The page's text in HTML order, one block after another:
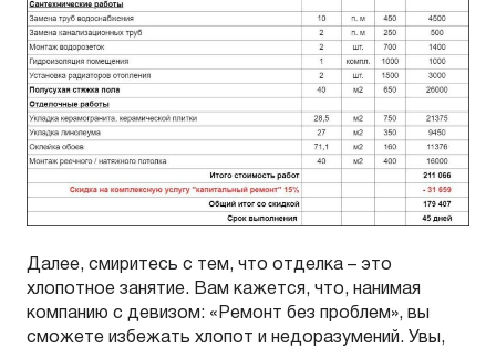
Далее, смиритесь с тем, что отделка – это
хлопотное занятие. Вам кажется, что, нанимая
компанию с девизом: «Ремонт без проблем», вы
сможете избежать хлопот и недоразумений. Увы,